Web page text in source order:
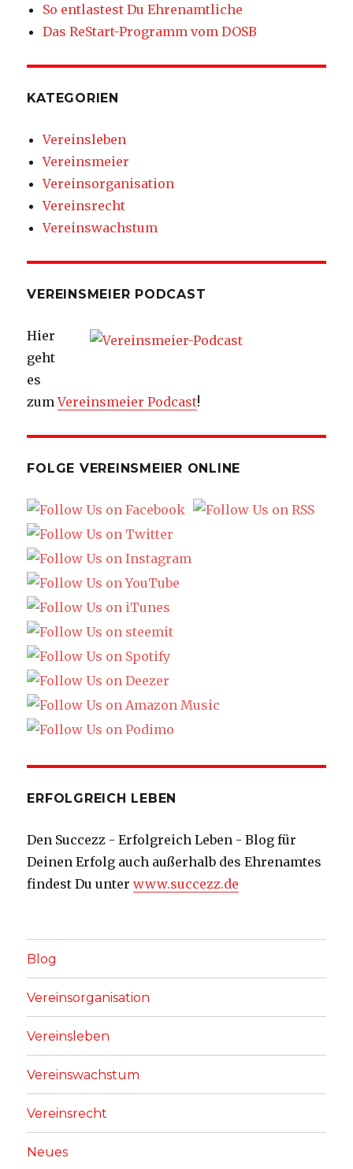
So entlastest Du Ehrenamtliche
Das ReStart-Programm vom DOSB
KATEGORIEN
Vereinsleben
Vereinsmeier
Vereinsorganisation
Vereinsrecht
Vereinswachstum
VEREINSMEIER PODCAST
Hier
geht
es
zumVereinsmeier Podcast!
FOLGE VEREINSMEIER ONLINE
ERFOLGREICH LEBEN
Den Succezz - Erfolgreich Leben - Blog für
Deinen Erfolg auch außerhalb des Ehrenamtes
findest Du unterwww.succezz.de
Blog
Vereinsorganisation
Vereinsleben
Vereinswachstum
Vereinsrecht
Neues